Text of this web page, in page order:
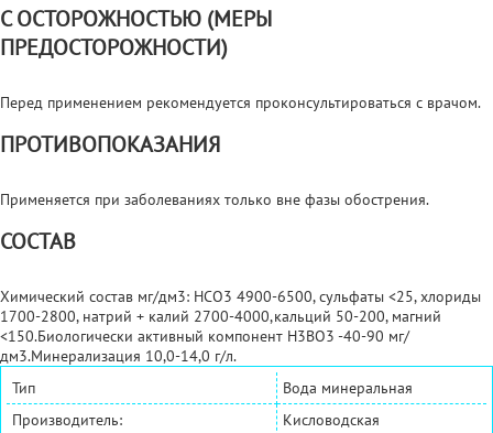
С ОСТОРОЖНОСТЬЮ (МЕРЫ
ПРЕДОСТОРОЖНОСТИ)
Перед применением рекомендуется проконсультироваться с врачом.
ПРОТИВОПОКАЗАНИЯ
Применяется при заболеваниях только вне фазы обострения.
СОСТАВ
Химический состав мг/дм3: HCO3 4900-6500, сульфаты <25, хлориды
1700-2800, натрий + калий 2700-4000,кальций 50-200, магний
<150.Биологически активный компонент Н3ВО3 -40-90 мг/
дм3.Минерализация 10,0-14,0 г/л.
Тип
Вода минеральная
Производитель:
Кисловодская